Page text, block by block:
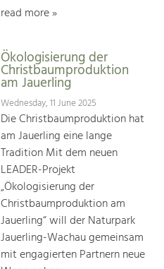
read more »
Ökologisierung der
Christbaumproduktion
am Jauerling
Wednesday, 11 June 2025
Die Christbaumproduktion hat
am Jauerling eine lange
Tradition Mit dem neuen
LEADER-Projekt
„Ökologisierung der
Christbaumproduktion am
Jauerling“ will der Naturpark
Jauerling-Wachau gemeinsam
mit engagierten Partnern neue